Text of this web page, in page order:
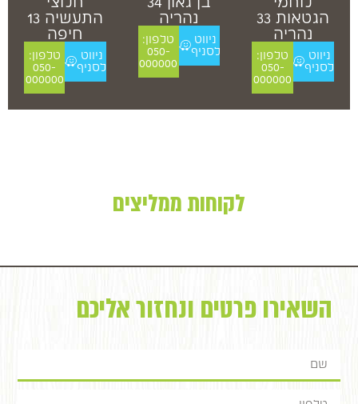
הגטאות 33
נהריה
ניווט
לסניף
טלפון:
050-
000000
נהריה
ניווט
לסניף
טלפון:
050-
000000
התעשיה 13
חיפה
ניווט
לסניף
טלפון:
050-
000000
לקוחות ממליצים
השאירו פרטים ונחזור אליכם